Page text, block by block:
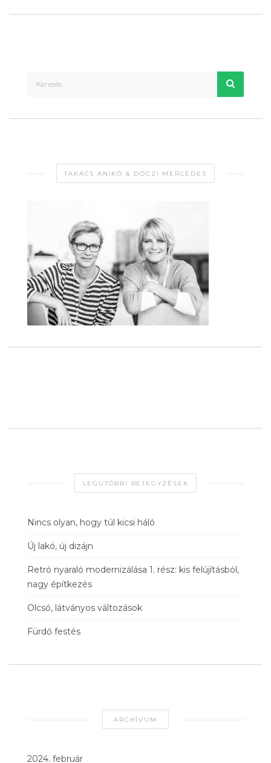
TAKÁCS ANIKÓ & DÓCZI MERCEDES
LEGUTÓBBI BEJEGYZÉSEK
Nincs olyan, hogy túl kicsi háló
Új lakó, új dizájn
Retró nyaraló modernizálása 1. rész: kis felújításból,
nagy építkezés
Olcsó, látványos változások
Fürdő festés
ARCHÍVUM
2024. február